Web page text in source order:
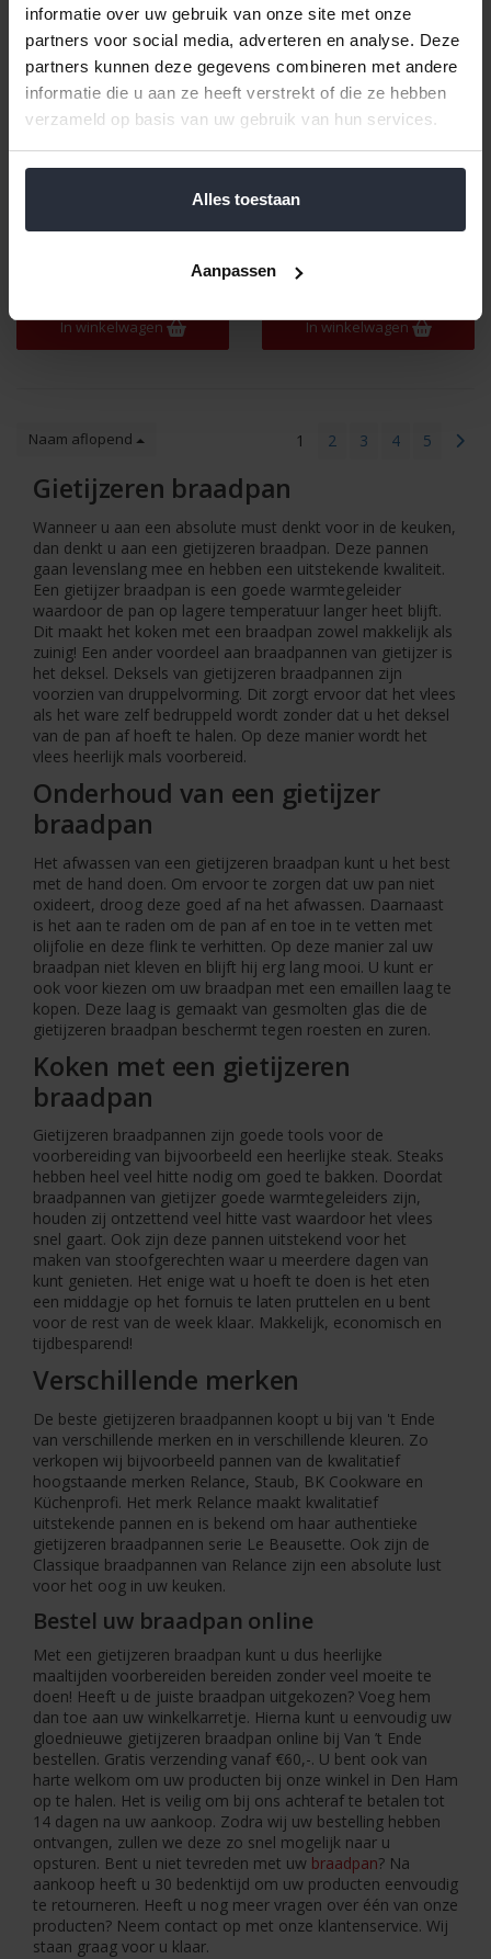
informatie over uw gebruik van onze site met onze
partners voor social media, adverteren en analyse. Deze
partners kunnen deze gegevens combineren met andere
informatie die u aan ze heeft verstrekt of die ze hebben
verzameld op basis van uw gebruik van hun services.
Alles toestaan
Aanpassen
Braadpan 35cm ovaal
€199,00 Incl. btw
In winkelwagen
Braadpan 33cm ovaal
€199,00 Incl. btw
In winkelwagen
Naam aflopend 1 2 3 4 5
Gietijzeren braadpan
Wanneer u aan een absolute must denkt voor in de keuken,
dan denkt u aan een gietijzeren braadpan. Deze pannen
gaan levenslang mee en hebben een uitstekende kwaliteit.
Een gietijzer braadpan is een goede warmtegeleider
waardoor de pan op lagere temperatuur langer heet blijft.
Dit maakt het koken met een braadpan zowel makkelijk als
zuinig! Een ander voordeel aan braadpannen van gietijzer is
het deksel. Deksels van gietijzeren braadpannen zijn
voorzien van druppelvorming. Dit zorgt ervoor dat het vlees
als het ware zelf bedruppeld wordt zonder dat u het deksel
van de pan af hoeft te halen. Op deze manier wordt het
vlees heerlijk mals voorbereid.
Onderhoud van een gietijzer
braadpan
Het afwassen van een gietijzeren braadpan kunt u het best
met de hand doen. Om ervoor te zorgen dat uw pan niet
oxideert, droog deze goed af na het afwassen. Daarnaast
is het aan te raden om de pan af en toe in te vetten met
olijfolie en deze flink te verhitten. Op deze manier zal uw
braadpan niet kleven en blijft hij erg lang mooi. U kunt er
ook voor kiezen om uw braadpan met een emaillen laag te
kopen. Deze laag is gemaakt van gesmolten glas die de
gietijzeren braadpan beschermt tegen roesten en zuren.
Koken met een gietijzeren
braadpan
Gietijzeren braadpannen zijn goede tools voor de
voorbereiding van bijvoorbeeld een heerlijke steak. Steaks
hebben heel veel hitte nodig om goed te bakken. Doordat
braadpannen van gietijzer goede warmtegeleiders zijn,
houden zij ontzettend veel hitte vast waardoor het vlees
snel gaart. Ook zijn deze pannen uitstekend voor het
maken van stoofgerechten waar u meerdere dagen van
kunt genieten. Het enige wat u hoeft te doen is het eten
een middagje op het fornuis te laten pruttelen en u bent
voor de rest van de week klaar. Makkelijk, economisch en
tijdbesparend!
Verschillende merken
De beste gietijzeren braadpannen koopt u bij van 't Ende
van verschillende merken en in verschillende kleuren. Zo
verkopen wij bijvoorbeeld pannen van de kwalitatief
hoogstaande merken Relance, Staub, BK Cookware en
Küchenprofi. Het merk Relance maakt kwalitatief
uitstekende pannen en is bekend om haar authentieke
gietijzeren braadpannen serie Le Beausette. Ook zijn de
Classique braadpannen van Relance zijn een absolute lust
voor het oog in uw keuken.
Bestel uw braadpan online
Met een gietijzeren braadpan kunt u dus heerlijke
maaltijden voorbereiden bereiden zonder veel moeite te
doen! Heeft u de juiste braadpan uitgekozen? Voeg hem
dan toe aan uw winkelkarretje. Hierna kunt u eenvoudig uw
gloednieuwe gietijzeren braadpan online bij Van ’t Ende
bestellen. Gratis verzending vanaf €60,-. U bent ook van
harte welkom om uw producten bij onze winkel in Den Ham
op te halen. Het is veilig om bij ons achteraf te betalen tot
14 dagen na uw aankoop. Zodra wij uw bestelling hebben
ontvangen, zullen we deze zo snel mogelijk naar u
opsturen. Bent u niet tevreden met uw braadpan? Na
aankoop heeft u 30 bedenktijd om uw producten eenvoudig
te retourneren. Heeft u nog meer vragen over één van onze
producten? Neem contact op met onze klantenservice. Wij
staan graag voor u klaar.